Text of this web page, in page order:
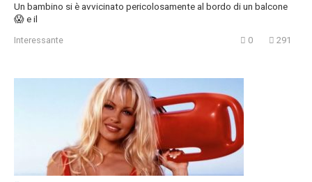
Un bambino si è avvicinato pericolosamente al bordo di un balcone
😱 e il
Interessante 0 291